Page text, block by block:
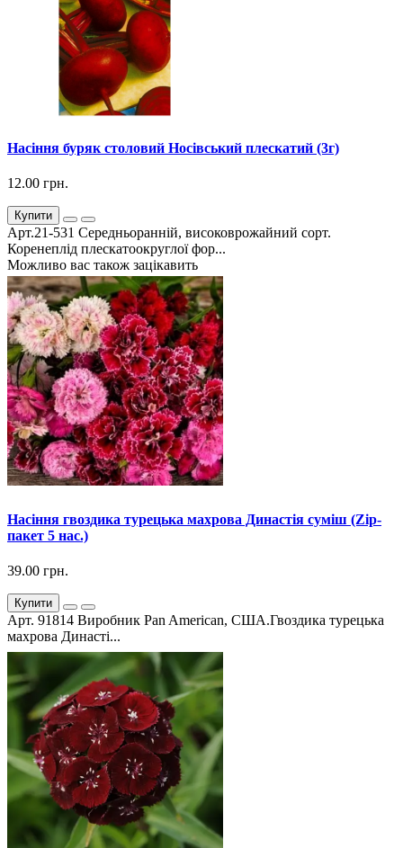
Насіння буряк столовий Носівський плескатий (3г)
12.00 грн.
Купити
Арт.21-531 Середньоранній, високоврожайний сорт.
Коренеплід плескатоокруглої фор...
Можливо вас також зацікавить
Насіння гвоздика турецька махрова Династія суміш (Zip-
пакет 5 нас.)
39.00 грн.
Купити
Арт. 91814 Виробник Pan American, США.Гвоздика турецька
махрова Династі...